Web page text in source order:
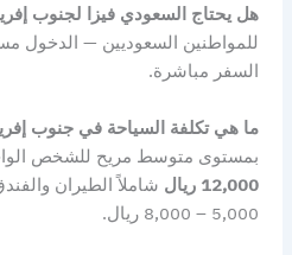
هل يحتاج السعودي فيزا لجنوب
السفر مباشرة.
ما هي تكلفة السياحة في جنوب إفريقيا
بمستوى متوسط مريح للشخص
12,000 ريال
شاملاً الطيران
5,000 – 8,000 ريال.